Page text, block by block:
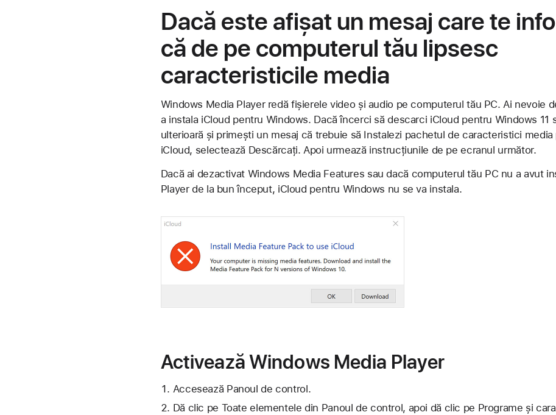
Dacă este afișat un mesaj care te
că de pe computerul tău lipsesc
caracteristicile media
Windows Media Player redă fișierele video și audio pe computerul tău PC. Ai nevoie
a instala iCloud pentru Windows. Dacă încerci să descarci iCloud pentru Windows 11
ulterioară și primești un mesaj că trebuie să Instalezi pachetul de caracteristici media
iCloud, selectează Descărcați. Apoi urmează instrucțiunile de pe ecranul următor.
Dacă ai dezactivat Windows Media Features sau dacă computerul tău PC nu a avut
Player de la bun început, iCloud pentru Windows nu se va instala.
Activează Windows Media Player
Accesează Panoul de control.
Dă clic pe Toate elementele din Panoul de control, apoi dă clic pe Programe și